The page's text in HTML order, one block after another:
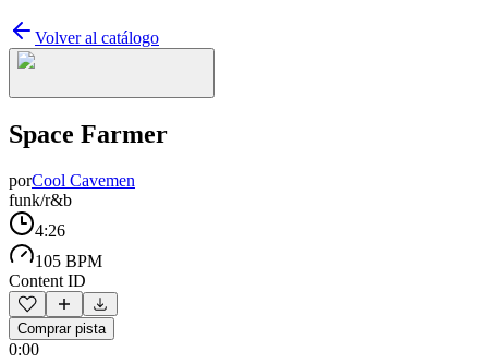
Volver al catálogo
Space Farmer
porCool Cavemen
funk/r&b
4:26
105 BPM
Content ID
Comprar pista
0:00